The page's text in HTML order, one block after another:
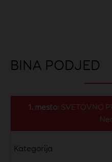
BINA PODJED
1. mesto: SVETOVNO
Kategorija